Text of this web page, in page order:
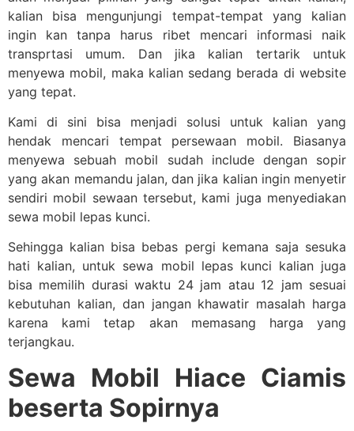
kalian bisa mengunjungi tempat-tempat yang kalian
ingin kan tanpa harus ribet mencari informasi naik
transprtasi umum. Dan jika kalian tertarik untuk
menyewa mobil, maka kalian sedang berada di website
yang tepat.
Kami di sini bisa menjadi solusi untuk kalian yang
hendak mencari tempat persewaan mobil. Biasanya
menyewa sebuah mobil sudah include dengan sopir
yang akan memandu jalan, dan jika kalian ingin menyetir
sendiri mobil sewaan tersebut, kami juga menyediakan
sewa mobil lepas kunci.
Sehingga kalian bisa bebas pergi kemana saja sesuka
hati kalian, untuk sewa mobil lepas kunci kalian juga
bisa memilih durasi waktu 24 jam atau 12 jam sesuai
kebutuhan kalian, dan jangan khawatir masalah harga
karena kami tetap akan memasang harga yang
terjangkau.
Sewa Mobil Hiace Ciamis
beserta Sopirnya